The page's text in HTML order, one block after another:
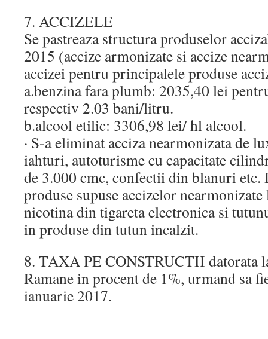
7. ACCIZELE
Se pastreaza structura produselor
2015 (accize armonizate si accize
accizei pentru principalele produse
a.benzina fara plumb: 2035,40 lei
respectiv 2.03 bani/litru.
b.alcool etilic: 3306,98 lei/ hl alcool.
· S-a eliminat acciza nearmonizata de
iahturi, autoturisme cu capacitate
de 3.000 cmc, confectii din blanuri etc.
produse supuse accizelor
nicotina din tigareta electronica si
in produse din tutun incalzit.
8. TAXA PE CONSTRUCTII datorata
Ramane in procent de 1%, urmand sa
ianuarie 2017.